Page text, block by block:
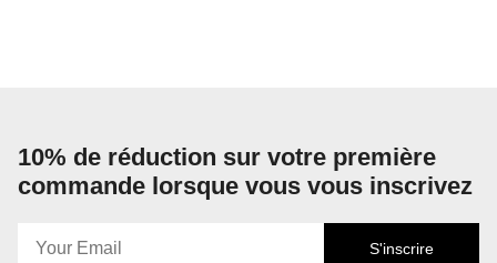
10% de réduction sur votre première
commande lorsque vous vous inscrivez
S'inscrire